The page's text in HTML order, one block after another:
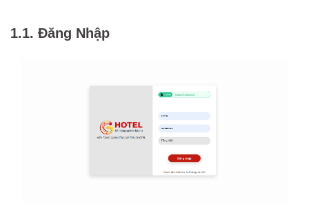
1.1. Đăng Nhập